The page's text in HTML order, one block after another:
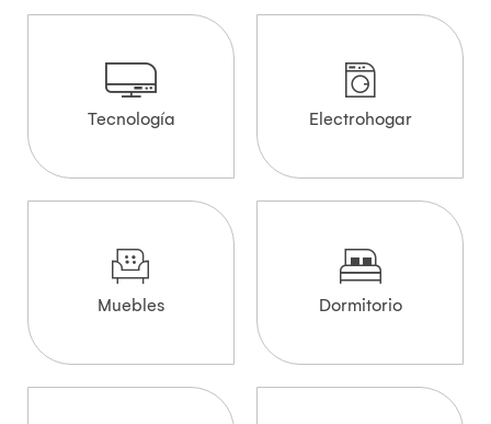
Tecnología Electrohogar
Muebles Dormitorio